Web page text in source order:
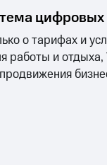
указаны с
= СМС Про.
цифровых
о тарифах и
работы и